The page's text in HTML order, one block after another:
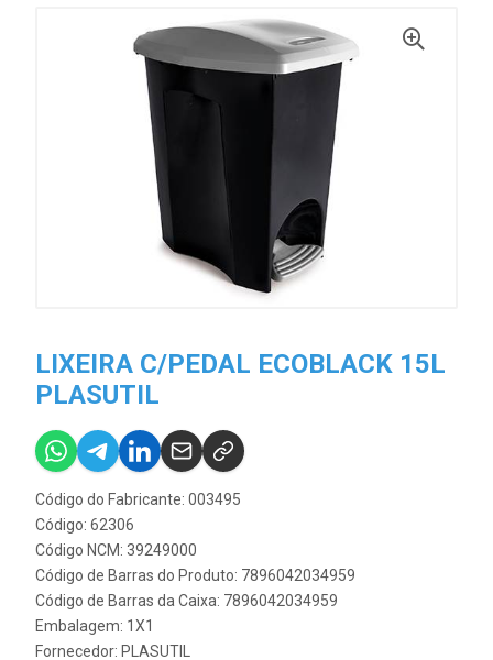
LIXEIRA C/PEDAL ECOBLACK 15L
PLASUTIL
Código do Fabricante: 003495
Código: 62306
Código NCM: 39249000
Código de Barras do Produto: 7896042034959
Código de Barras da Caixa: 7896042034959
Embalagem: 1X1
Fornecedor: PLASUTIL